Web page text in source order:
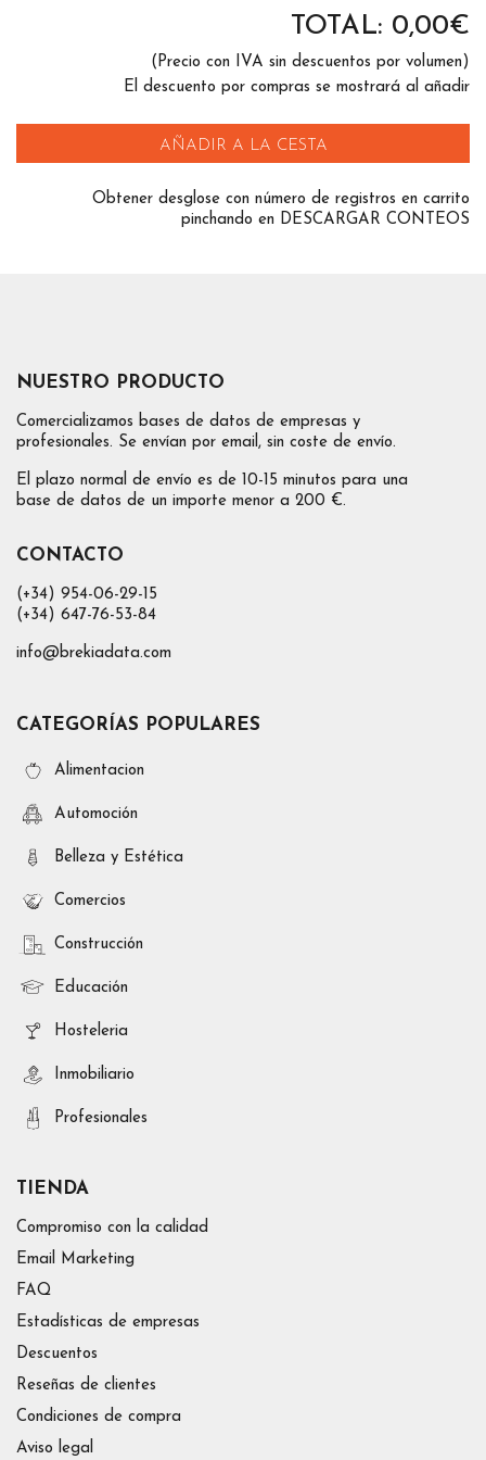
TOTAL: 0,00€
(Precio con IVA sin descuentos por volumen)
El descuento por compras se mostrará al añadir
AÑADIR A LA CESTA
Obtener desglose con número de registros en carrito
pinchando en DESCARGAR CONTEOS
NUESTRO PRODUCTO
Comercializamos bases de datos de empresas y
profesionales. Se envían por email, sin coste de envío.
El plazo normal de envío es de 10-15 minutos para una
base de datos de un importe menor a 200 €.
CONTACTO
(+34) 954-06-29-15
(+34) 647-76-53-84
info@brekiadata.com
CATEGORÍAS POPULARES
Alimentacion
Automoción
Belleza y Estética
Comercios
Construcción
Educación
Hosteleria
Inmobiliario
Profesionales
TIENDA
Compromiso con la calidad
Email Marketing
FAQ
Estadísticas de empresas
Descuentos
Reseñas de clientes
Condiciones de compra
Aviso legal